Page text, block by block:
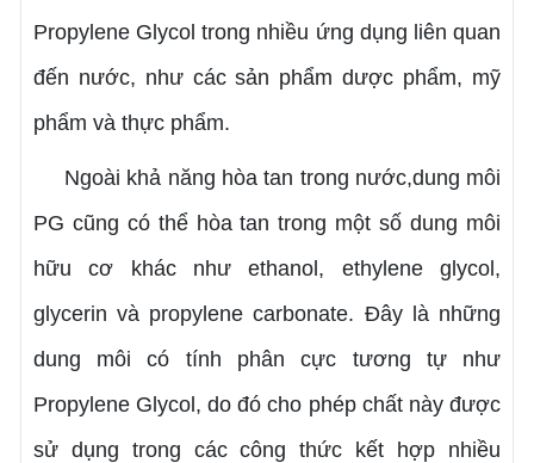
Propylene Glycol trong nhiều ứng dụng liên quan
đến nước, như các sản phẩm dược phẩm, mỹ
phẩm và thực phẩm.
Ngoài khả năng hòa tan trong nước,dung môi
PG cũng có thể hòa tan trong một số dung môi
hữu cơ khác như ethanol, ethylene glycol,
glycerin và propylene carbonate. Đây là những
dung môi có tính phân cực tương tự như
Propylene Glycol, do đó cho phép chất này được
sử dụng trong các công thức kết hợp nhiều